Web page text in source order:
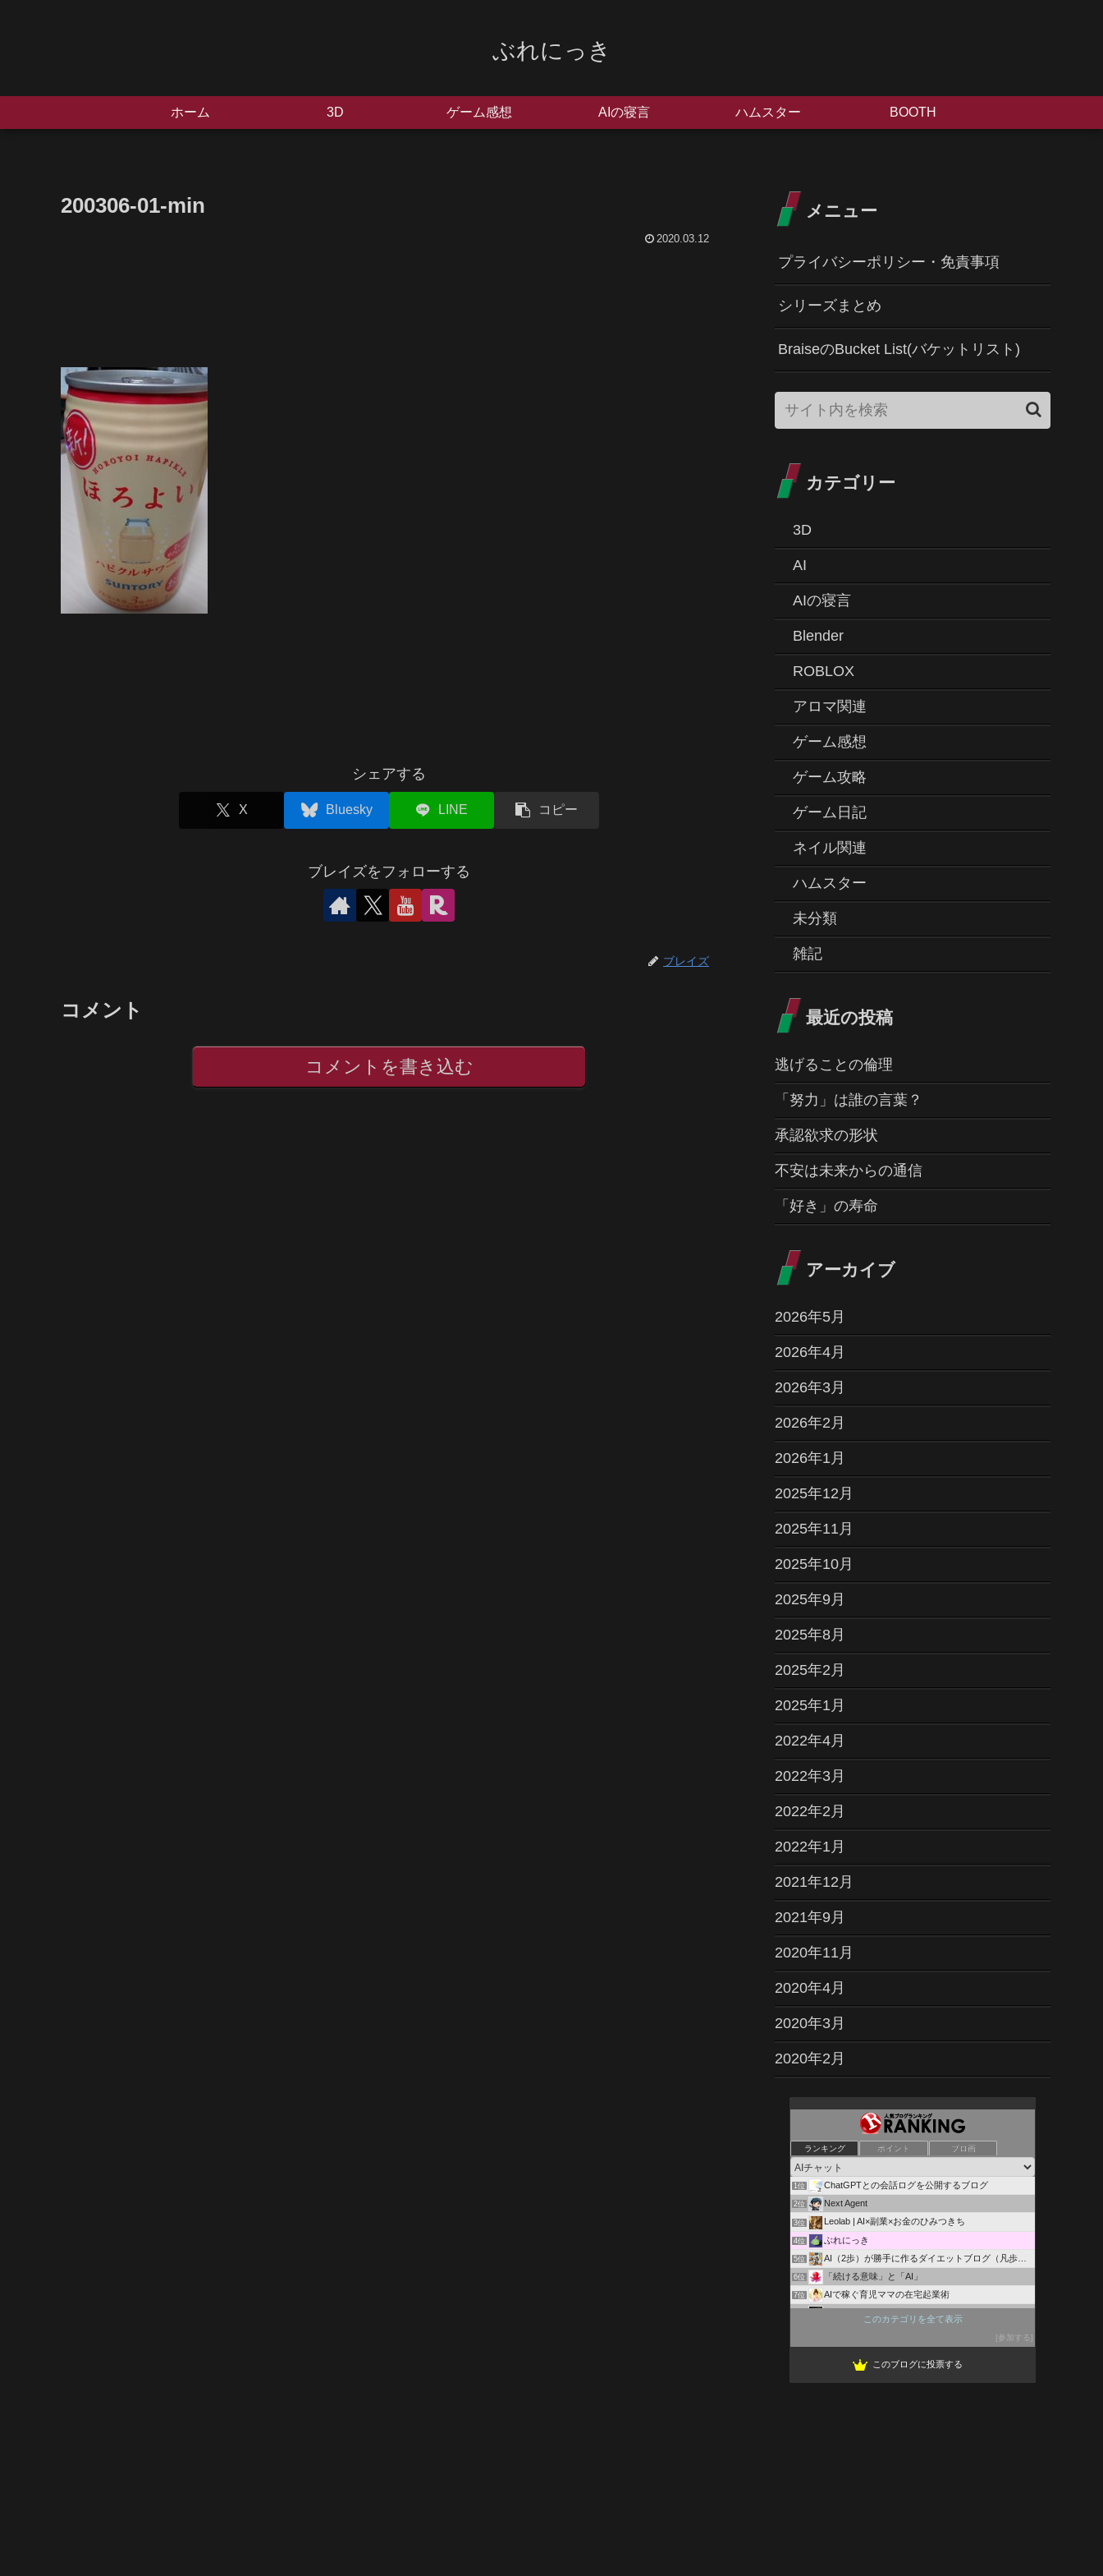
ぶれにっき
ホーム 3D ゲーム感想 AIの寝言 ハムスター BOOTH
200306-01-min
2020.03.12
シェアする
X Bluesky LINE コピー
ブレイズをフォローする
ブレイズ
コメント
コメントを書き込む
メニュー
プライバシーポリシー・免責事項
シリーズまとめ
BraiseのBucket List(バケットリスト)
カテゴリー
3D
AI
AIの寝言
Blender
ROBLOX
アロマ関連
ゲーム感想
ゲーム攻略
ゲーム日記
ネイル関連
ハムスター
未分類
雑記
最近の投稿
逃げることの倫理
「努力」は誰の言葉？
承認欲求の形状
不安は未来からの通信
「好き」の寿命
アーカイブ
2026年5月
2026年4月
2026年3月
2026年2月
2026年1月
2025年12月
2025年11月
2025年10月
2025年9月
2025年8月
2025年2月
2025年1月
2022年4月
2022年3月
2022年2月
2022年1月
2021年12月
2021年9月
2020年11月
2020年4月
2020年3月
2020年2月
ランキング ポイント ブロ画
1位 ChatGPTとの会話ログを公開するブログ
2位 Next Agent
3位 Leolab | AI×副業×お金のひみつきち
4位 ぶれにっき
5位 AI（2歩）が勝手に作るダイエットブログ（凡歩の）
6位 「続ける意味」と「AI」
7位 AIで稼ぐ育児ママの在宅起業術
何か面白いことない？
AIライフハックラボ
美斉津AI推し活ラボ
このカテゴリを全て表示
参加する
このブログに投票する